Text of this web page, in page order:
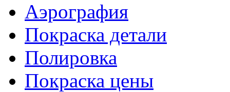
Аэрография
Покраска детали
Полировка
Покраска цены